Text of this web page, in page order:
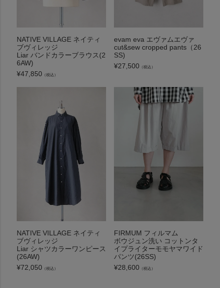
NATIVE VILLAGE ネイティ
ブヴィレッジ
Liar バンドカラーブラウス(2
6AW)
¥47,850 （税込）
evam eva エヴァムエヴァ
cut&sew cropped pants（26
SS)
¥27,500 （税込）
NATIVE VILLAGE ネイティ
ブヴィレッジ
Liar シャツカラーワンピース
(26AW)
¥72,050 （税込）
FIRMUM フィルマム
ボウジュン洗い コットンタ
イプライターモモヤマワイド
パンツ(26SS)
¥28,600 （税込）